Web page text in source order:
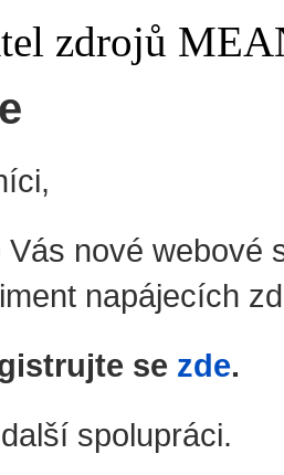
zdrojů
Vás nové webové
napájecích
se zde.
spolupráci.